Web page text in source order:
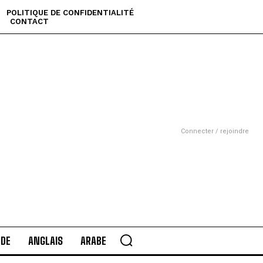
POLITIQUE DE CONFIDENTIALITÉ
CONTACT
Connecter / rejoindre
ANGLAIS ARABE